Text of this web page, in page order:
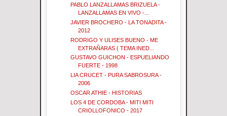
PABLO LANZALLAMAS BRIZUELA -
LANZALLAMAS EN VIVO -...
JAVIER BROCHERO - LA TONADITA -
2012
RODRIGO Y ULISES BUENO - ME
EXTRAÑARAS ( TEMA INED...
GUSTAVO GUICHON - ESPUELIANDO
FUERTE - 1998
LIA CRUCET - PURA SABROSURA -
2006
OSCAR ATHIE - HISTORIAS
LOS 4 DE CORDOBA - MITI MITI
CRIOLLOFONICO - 2017